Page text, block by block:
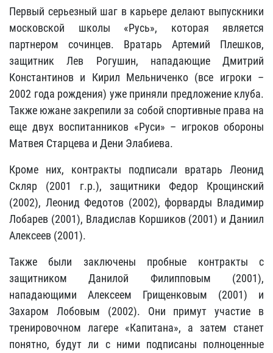
Первый серьезный шаг в карьере делают выпускники
московской школы «Русь», которая является
партнером сочинцев. Вратарь Артемий Плешков,
защитник Лев Рогушин, нападающие Дмитрий
Константинов и Кирил Мельниченко (все игроки –
2002 года рождения) уже приняли предложение клуба.
Также южане закрепили за собой спортивные права на
еще двух воспитанников «Руси» – игроков обороны
Матвея Старцева и Дени Элабиева.
Кроме них, контракты подписали вратарь Леонид
Скляр (2001 г.р.), защитники Федор Крощинский
(2002), Леонид Федотов (2002), форварды Владимир
Лобарев (2001), Владислав Коршиков (2001) и Даниил
Алексеев (2001).
Также были заключены пробные контракты с
защитником Данилой Филипповым (2001),
нападающими Алексеем Грищенковым (2001) и
Захаром Лобовым (2002). Они примут участие в
тренировочном лагере «Капитана», а затем станет
понятно, будут ли с ними подписаны полноценные